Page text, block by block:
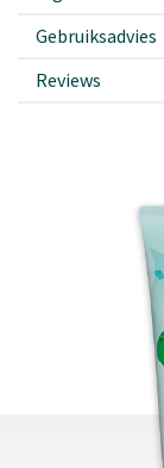
Gebruiksadvies
Reviews